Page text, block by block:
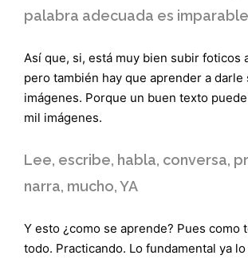
palabra adecuada es imparable
Así que, si, está muy bien subir foticos
pero también hay que aprender a darle
imágenes. Porque un buen texto
mil imágenes.
Lee, escribe, habla, conversa,
narra, mucho, YA
Y esto ¿como se aprende? Pues como
todo. Practicando. Lo fundamental ya